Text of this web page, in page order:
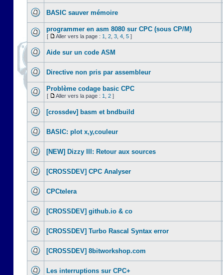
BASIC sauver mémoire
programmer en asm 8080 sur CPC (sous CP/M)
[ Aller vers la page : 1 2 3 4 5 ]
Aide sur un code ASM
Directive non pris par assembleur
Problème codage basic CPC
[ Aller vers la page : 1 2 ]
[crossdev] basm et bndbuild
BASIC: plot x,y,couleur
[NEW] Dizzy III: Retour aux sources
[CROSSDEV] CPC Analyser
CPCtelera
[CROSSDEV] github.io & co
[CROSSDEV] Turbo Rascal Syntax error
[CROSSDEV] 8bitworkshop.com
Les interruptions sur CPC+